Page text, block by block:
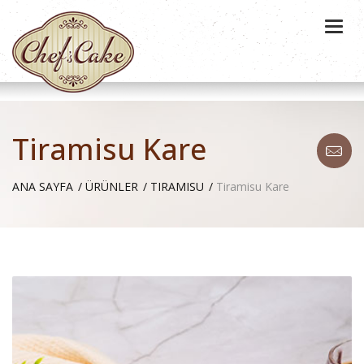
Tiramisu Kare
ANA SAYFA ÜRÜNLER TIRAMISU Tiramisu Kare